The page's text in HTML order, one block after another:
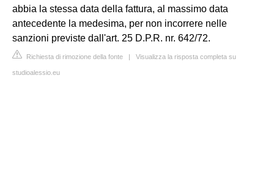
abbia la stessa data della fattura, al massimo data
antecedente la medesima, per non incorrere nelle
sanzioni previste dall'art. 25 D.P.R. nr. 642/72.
Richiesta di rimozione della fonte | Visualizza la risposta completa su
studioalessio.eu